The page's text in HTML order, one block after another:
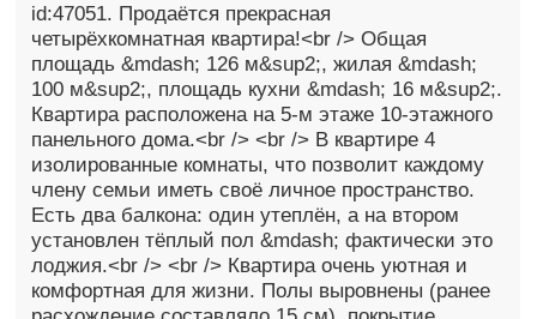
id:47051. Продаётся прекрасная
четырёхкомнатная квартира!<br /> Общая
площадь &mdash; 126 м&sup2;, жилая &mdash;
100 м&sup2;, площадь кухни &mdash; 16 м&sup2;.
Квартира расположена на 5-м этаже 10-этажного
панельного дома.<br /> <br /> В квартире 4
изолированные комнаты, что позволит каждому
члену семьи иметь своё личное пространство.
Есть два балкона: один утеплён, а на втором
установлен тёплый пол &mdash; фактически это
лоджия.<br /> <br /> Квартира очень уютная и
комфортная для жизни. Полы выровнены (ранее